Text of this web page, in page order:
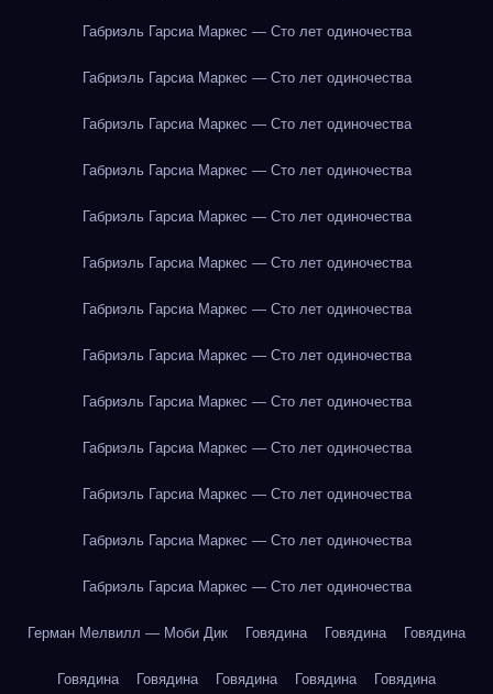
Габриэль Гарсиа Маркес — Сто лет одиночества
Габриэль Гарсиа Маркес — Сто лет одиночества
Габриэль Гарсиа Маркес — Сто лет одиночества
Габриэль Гарсиа Маркес — Сто лет одиночества
Габриэль Гарсиа Маркес — Сто лет одиночества
Габриэль Гарсиа Маркес — Сто лет одиночества
Габриэль Гарсиа Маркес — Сто лет одиночества
Габриэль Гарсиа Маркес — Сто лет одиночества
Габриэль Гарсиа Маркес — Сто лет одиночества
Габриэль Гарсиа Маркес — Сто лет одиночества
Габриэль Гарсиа Маркес — Сто лет одиночества
Габриэль Гарсиа Маркес — Сто лет одиночества
Габриэль Гарсиа Маркес — Сто лет одиночества
Герман Мелвилл — Моби Дик Говядина Говядина Говядина
Говядина Говядина Говядина Говядина Говядина